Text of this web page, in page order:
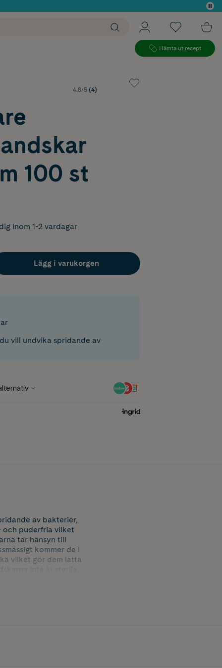
Hämta ut recept
4.8/5 (4)
100 st
inom 1-2 vardagar
Lägg i varukorgen
vill undvika spridande av
av bakterier,
och puderfria vilket
tar hänsyn till
kommer de i
vilket gör dem lätta